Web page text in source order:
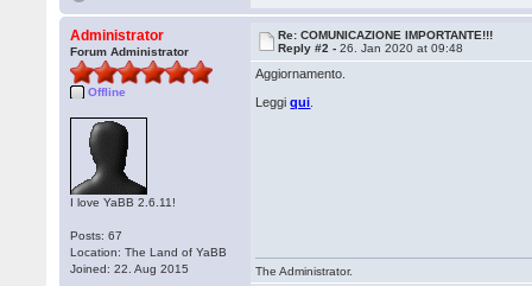
Administrator
Forum Administrator
Offline
I love YaBB 2.6.11!
Posts: 67
Location: The Land of YaBB
Joined: 22. Aug 2015
Re: COMUNICAZIONE IMPORTANTE!!!
Reply #2 -26. Jan 2020 at 09:48
Aggiornamento.
Leggiqui
The Administrator.